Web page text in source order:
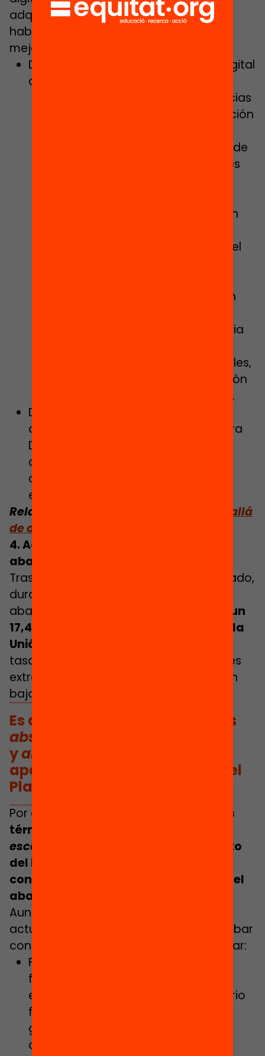
adquisición de competencias y
habilidades digitales al servicio de la
mejora educativa:
Despliegue del Plan de Educación Digital
de Cataluña:
Consolidación de las competencias
digitales docentes y transformación
aprendizaje a través del recurso de
los mentores y mentoras digitales
diseño de contenidos digitales en
Despliegue de la segunda fase del
derecho universal a la educación
hasta la educación posobligatoria
alcance las competencias digitales,
así como asegurar la actualización
digital de los centros educativos.
Despliegue del proyecto “Familias
digitales” junto con el Área de Cultura
Digital, elaboración de recursos y
desarrollo de una app propia de
comunicación y acompañamiento
educativo en entornos digitales.
Relacionado:
La escuela híbrida, más allá
de ordenadores e internet
4. Acabar con el absentismo y el
abandono escolar
Tras una década de descenso continuado,
durante los últimos años la tasa de
abandono en Cataluña ha repuntado:
un
17,4% en 2020, entre las más altas de la
Unión Europea (media de 10,2%).
tasa se duplica en el caso de los jóvenes
extranjeros y de los hijos de familias con
bajos niveles de estudios.
Es destacable que los términos
absentismo
yabandono escolar
aparezcan en el documento del
Plan de Gobierno.
Por este motivo,
es destacable que los
términos
escolar
no aparezcan en el documento
del Plan de Gobierno y que no se
contemple un plan de choque contra el
abandono prematuro.
Aun así, sí que se prevén algunas
actuaciones que van en la línea de acabar
con el absentismo y el abandono escolar:
Facilitar itinerarios de escolarización
flexibles, reforzando la orientación
educativa y promoviendo un itinerario
formativo y personalizado para
garantizar el acompañamiento del
alumnado.